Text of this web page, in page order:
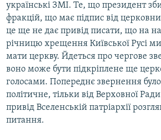
українські ЗМІ. Те, що президент
фракцій, що має підпис від
це ще не дає привід писати, що на
річницю хрещення Київської Русі
мати церкву. Йдеться про чергове
воно може бути підкріплене ще
голосами. Попереднє звернення було
політичне, тільки від Верховної
привід Вселенській патріархії
питання.